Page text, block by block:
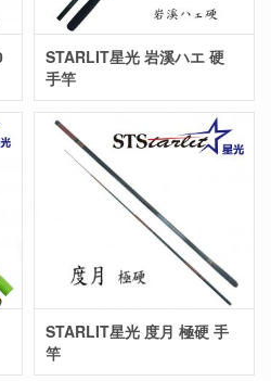
STARLIT星光 岩溪ハエ 硬
手竿
STARLIT星光 度月 極硬 手
竿